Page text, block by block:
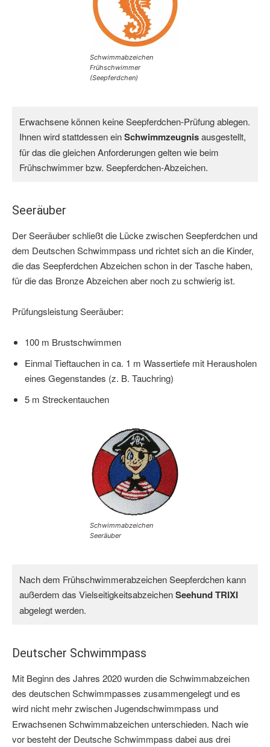
Schwimmabzeichen
Frühschwimmer
(Seepferdchen)
Erwachsene können keine Seepferdchen-Prüfung ablegen.
Ihnen wird stattdessen ein Schwimmzeugnis ausgestellt,
für das die gleichen Anforderungen gelten wie beim
Frühschwimmer bzw. Seepferdchen-Abzeichen.
Seeräuber
Der Seeräuber schließt die Lücke zwischen Seepferdchen und
dem Deutschen Schwimmpass und richtet sich an die Kinder,
die das Seepferdchen Abzeichen schon in der Tasche haben,
für die das Bronze Abzeichen aber noch zu schwierig ist.
Prüfungsleistung Seeräuber:
100 m Brustschwimmen
Einmal Tieftauchen in ca. 1 m Wassertiefe mit Herausholen
eines Gegenstandes (z. B. Tauchring)
5 m Streckentauchen
Schwimmabzeichen
Seeräuber
Nach dem Frühschwimmerabzeichen Seepferdchen kann
außerdem das Vielseitigkeitsabzeichen
abgelegt werden.
Deutscher Schwimmpass
Mit Beginn des Jahres 2020 wurden die Schwimmabzeichen
des deutschen Schwimmpasses zusammengelegt und es
wird nicht mehr zwischen Jugendschwimmpass und
Erwachsenen Schwimmabzeichen unterschieden. Nach wie
vor besteht der Deutsche Schwimmpass dabei aus drei